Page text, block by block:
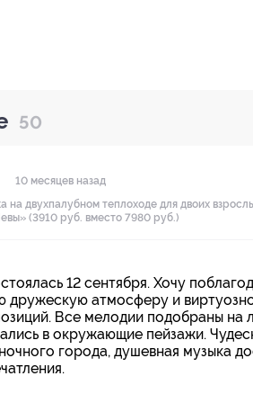
50
10 месяцев назад
на двухпалубном теплоходе для двоих
(3910 руб. вместо 7980 руб.)
12 сентября. Хочу
дружескую атмосферу и
Все мелодии подобраны на
в окружающие пейзажи.
города, душевная музыка